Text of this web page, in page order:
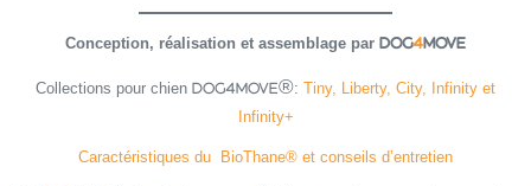
Conception, réalisation et assemblage par DOG4MOVE
Collections pour chien DOG4MOVE®: Tiny, Liberty, City, Infinity et
Infinity+
Caractéristiques du BioThane® et conseils d’entretien